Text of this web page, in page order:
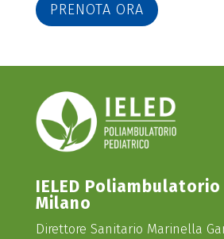
PRENOTA ORA
IELED
Milano
Direttore Sanitario Marinella